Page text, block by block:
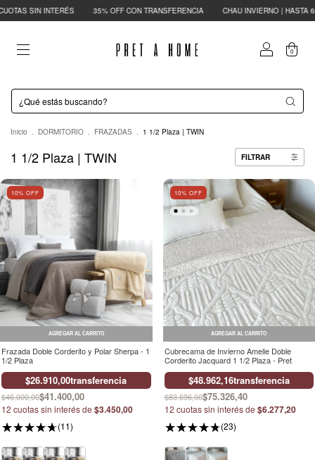
SIN INTERÉS 35% OFF CON TRANSFERENCIA CHAU INVIERNO | HASTA 65%
0
Inicio . DORMITORIO . FRAZADAS . 1 1/2 Plaza | TWIN
1 1/2 Plaza | TWIN FILTRAR
10% OFF
AGREGAR AL CARRITO
Frazada Doble Corderito y Polar Sherpa - 1
1/2 Plaza
$26.910,00transferencia
$46.000,00$41.400,00
12 cuotas sin interés de $3.450,00
(11)
10% OFF
AGREGAR AL CARRITO
Cubrecama de Invierno Amelie Doble
Corderito Jacquard 1 1/2 Plaza - Pret
$48.962,16transferencia
$83.696,00$75.326,40
12 cuotas sin interés de $6.277,20
(23)